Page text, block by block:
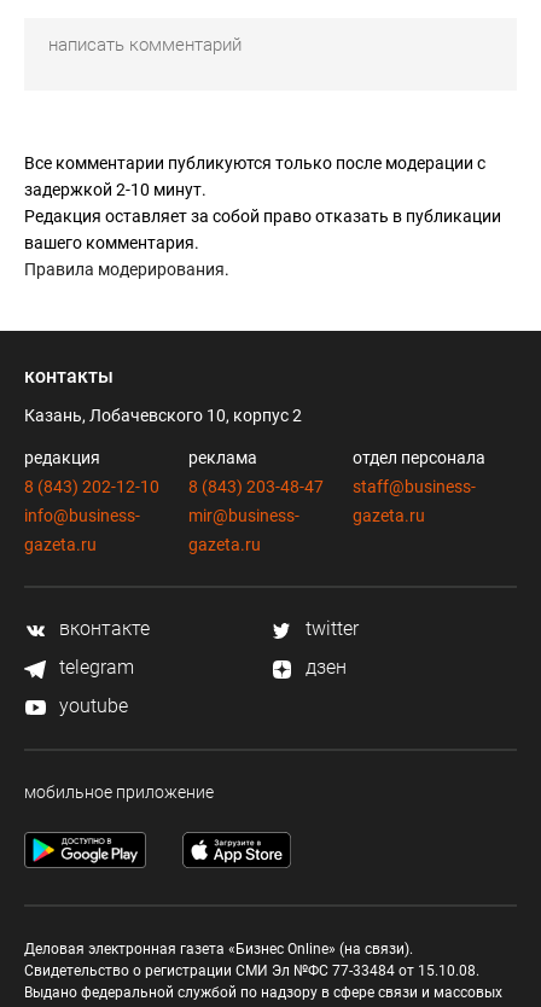
Все комментарии публикуются только после модерации с
задержкой 2-10 минут.
Редакция оставляет за собой право отказать в публикации
вашего комментария.
Правила модерирования.
контакты
Казань, Лобачевского 10, корпус 2
редакция
8 (843) 202-12-10
info@business-
gazeta.ru
реклама
8 (843) 203-48-47
mir@business-
gazeta.ru
отдел персонала
staff@business-
gazeta.ru
вконтакте
twitter
telegram
дзен
youtube
мобильное приложение
Деловая электронная газета «Бизнес Online» (на связи).
Свидетельство о регистрации СМИ Эл №ФС 77-33484 от 15.10.08.
Выдано федеральной службой по надзору в сфере связи и массовых